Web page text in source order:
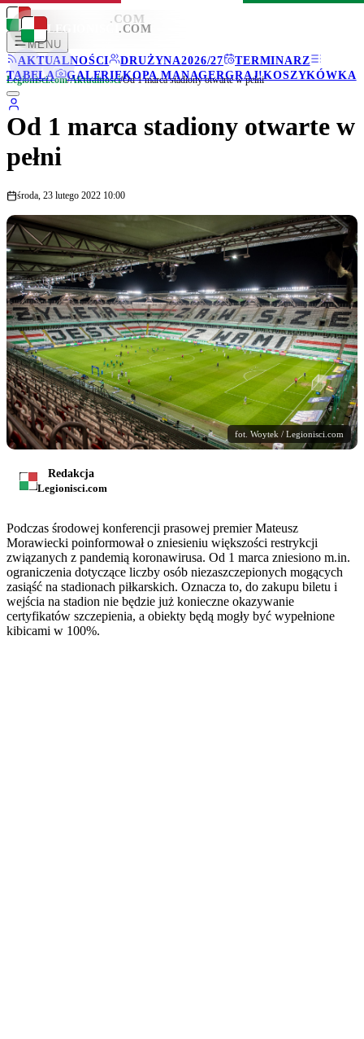
LEGIONISCI .COM
MENU
AKTUALNOŚCI
DRUŻYNA2026/27
TERMINARZ
TABELA
GALERIEKOPA MANAGERGRAJ!KOSZYKÓWKA
LEGIONISCI .COM
Legionisci.com/Aktualności/Od 1 marca stadiony otwarte w pełni
Od 1 marca stadiony otwarte w
pełni
środa, 23 lutego 2022 10:00
fot. Woytek / Legionisci.com
Redakcja
Legionisci.com
Podczas środowej konferencji prasowej premier Mateusz
Morawiecki poinformował o zniesieniu większości restrykcji
związanych z pandemią koronawirusa. Od 1 marca zniesiono m.in.
ograniczenia dotyczące liczby osób niezaszczepionych mogących
zasiąść na stadionach piłkarskich. Oznacza to, do zakupu biletu i
wejścia na stadion nie będzie już konieczne okazywanie
certyfikatów szczepienia, a obiekty będą mogły być wypełnione
kibicami w 100%.